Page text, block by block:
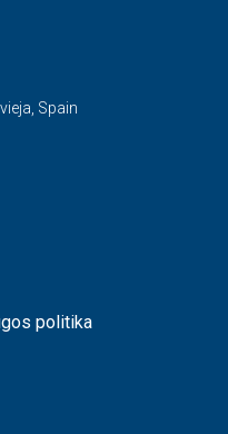
Spain
politika